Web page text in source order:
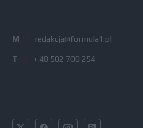
M / redakcja@formula1.pl
T / + 48 502 700 254